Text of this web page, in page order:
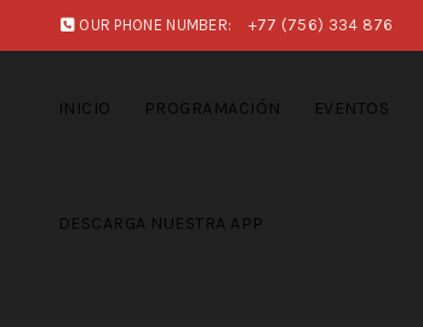
OUR PHONE NUMBER: +77 (756) 334 876
INICIO PROGRAMACIÓN EVENTOS
DESCARGA NUESTRA APP